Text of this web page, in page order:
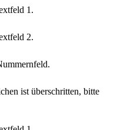
1.
2.
ist überschritten, bitte